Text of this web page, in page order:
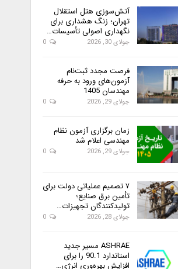
آتش‌سوزی هتل استقلال
تهران؛ زنگ هشداری برای
نگهداری اصولی تأسیسات…
جولای 30, 2026
فرصت مجدد ثبت‌نام
آزمون‌های ورود به حرفه
مهندسان 1405
جولای 29, 2026
زمان برگزاری آزمون نظام
مهندسی اعلام شد
جولای 29, 2026
۷ تصمیم عملیاتی دولت برای
تأمین برق صنایع؛
تولیدکنندگان تجهیزات…
جولای 28, 2026
ASHRAE مسیر جدید
استاندارد 90.1 را برای
افزایش بهره‌وری انرژی…